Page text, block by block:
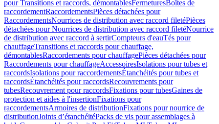
pour Transitions et raccords, démontablesFermeturesBoîtes de
raccordementRaccordementsPièces détachées pour
RaccordementsNourrices de distribution avec raccord filetéPièces
détachées pour Nourrices de distribution avec raccord filetéNourrice
de distribution avec raccord à sertirCompteurs d'eauTés pour
chauffageTransitions et raccords pour chauffage,
démontablesRaccordements pour chauffagePièces détachées pour
Raccordements pour chauffageAccessoiresIsolations pour tubes et
raccordsIsolations pour raccordementsÉtanchéités pour tubes et
raccordsÉtanchéités pour raccordsRecouvrements pour
tubesRecouvrement pour raccordsFixations pour tubesGaines de
protection et aides à l'insertionFixations pour
raccordementsArmoires de distributionFixations pour nourrice de
distributionJoints d’étanchéitéPacks de vis pour assemblages à